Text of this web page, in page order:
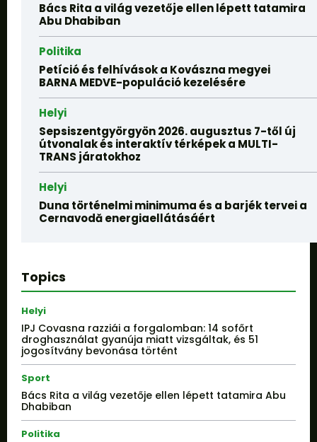
Bács Rita a világ vezetője ellen lépett tatamira
Abu Dhabiban
Politika
Petíció és felhívások a Kovászna megyei
BARNA MEDVE-populáció kezelésére
Helyi
Sepsiszentgyörgyön 2026. augusztus 7-től új
útvonalak és interaktív térképek a MULTI-
TRANS járatokhoz
Helyi
Duna történelmi minimuma és a barjék tervei a
Cernavodă energiaellátásáért
Topics
Helyi
IPJ Covasna razziái a forgalomban: 14 sofőrt
droghasználat gyanúja miatt vizsgáltak, és 51
jogosítvány bevonása történt
Sport
Bács Rita a világ vezetője ellen lépett tatamira Abu
Dhabiban
Politika